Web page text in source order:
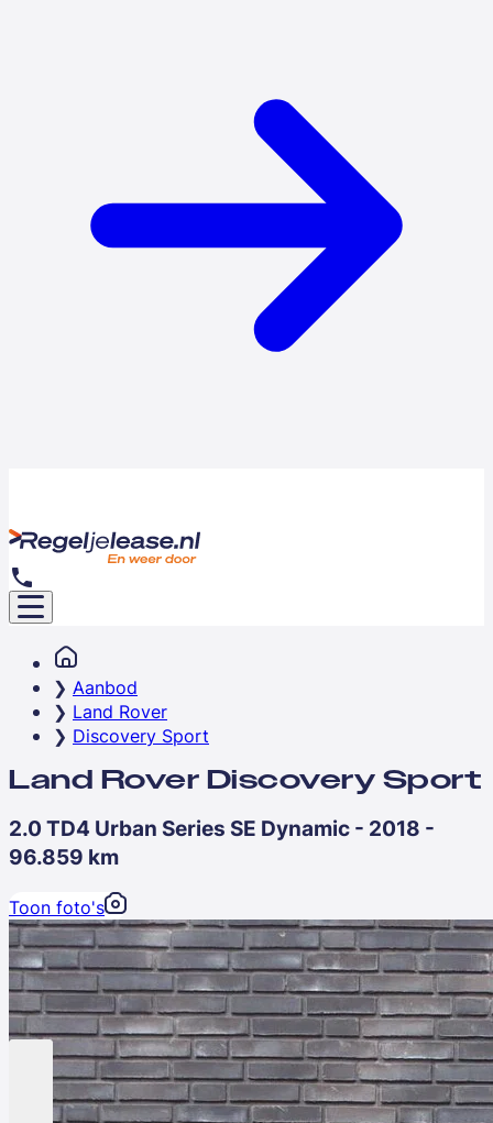
Aanbod
Land Rover
Discovery Sport
Land Rover Discovery Sport
2.0 TD4 Urban Series SE Dynamic - 2018 -
96.859 km
Toon foto's